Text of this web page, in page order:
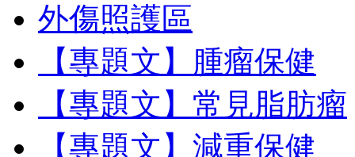
外傷照護區
【專題文】腫瘤保健
【專題文】常見脂肪瘤
【專題文】減重保健